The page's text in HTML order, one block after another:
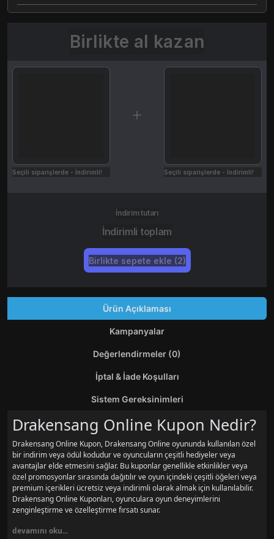
Birlikte al kazan
Seçili siparişlerde - İndirimli! Seçili siparişlerde - İndirimli!
İndirim tutarı
İndirimli toplam
Birlikte sepete ekle (2)
Ürün Açıklaması
Kampanyalar
Değerlendirmeler (0)
İptal & İade Koşulları
Sistem Gereksinimleri
Drakensang Online Kupon Nedir?
Drakensang Online Kupon, Drakensang Online oyununda kullanılan özel
bir indirim veya ödül kodudur ve oyuncuların çeşitli hediyeler veya
avantajlar elde etmesini sağlar. Bu kuponlar genellikle etkinlikler veya
özel promosyonlar sırasında dağıtılır ve oyun içindeki çeşitli öğeleri veya
premium içerikleri ücretsiz veya indirimli olarak almak için kullanılabilir.
Drakensang Online Kuponları, oyunculara oyun deneyimlerini
zenginleştirme ve özelleştirme fırsatı sunar.
devamını oku...